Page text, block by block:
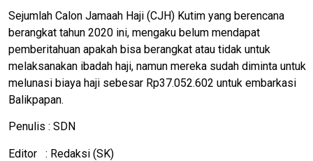
Sejumlah Calon Jamaah Haji (CJH) Kutim yang berencana
berangkat tahun 2020 ini, mengaku belum mendapat
pemberitahuan apakah bisa berangkat atau tidak untuk
melaksanakan ibadah haji, namun mereka sudah diminta untuk
melunasi biaya haji sebesar Rp37.052.602 untuk embarkasi
Balikpapan.
Penulis : SDN
Editor : Redaksi (SK)